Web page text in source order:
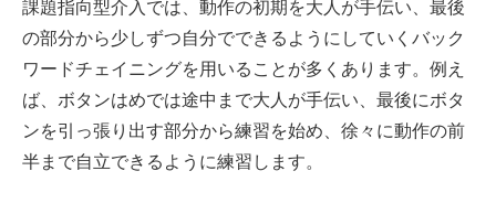
課題指向型介入では、動作の初期を大人が手伝い、最後
の部分から少しずつ自分でできるようにしていくバック
ワードチェイニングを用いることが多くあります。例え
ば、ボタンはめでは途中まで大人が手伝い、最後にボタ
ンを引っ張り出す部分から練習を始め、徐々に動作の前
半まで自立できるように練習します。